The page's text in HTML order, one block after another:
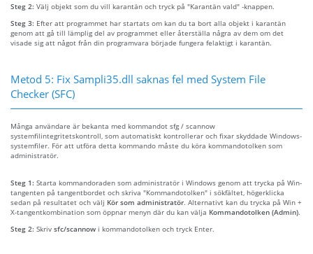
Steg 2: Välj objekt som du vill karantän och tryck på "Karantän vald" -knappen.
Steg 3: Efter att programmet har startats om kan du ta bort alla objekt i karantän
genom att gå till lämplig del av programmet eller återställa några av dem om det
visade sig att något från din programvara började fungera felaktigt i karantän.
Metod 5: Fix Sampli35.dll saknas fel med System File
Checker (SFC)
Många användare är bekanta med kommandot sfg / scannow
systemfilintegritetskontroll, som automatiskt kontrollerar och fixar skyddade Windows-
systemfiler. För att utföra detta kommando måste du köra kommandotolken som
administratör.
Steg 1: Starta kommandoraden som administratör i Windows genom att trycka på Win-
tangenten på tangentbordet och skriva "Kommandotolken" i sökfältet, högerklicka
sedan på resultatet och välj Kör som administratör. Alternativt kan du trycka på Win +
X-tangentkombination som öppnar menyn där du kan välja Kommandotolken (Admin).
Steg 2: Skriv sfc/scannow i kommandotolken och tryck Enter.